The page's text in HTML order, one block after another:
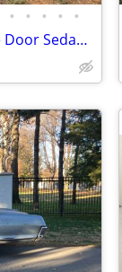
• • • • •
1965 Lincoln Continental Suicide Door Sedan-Project / Parts Car